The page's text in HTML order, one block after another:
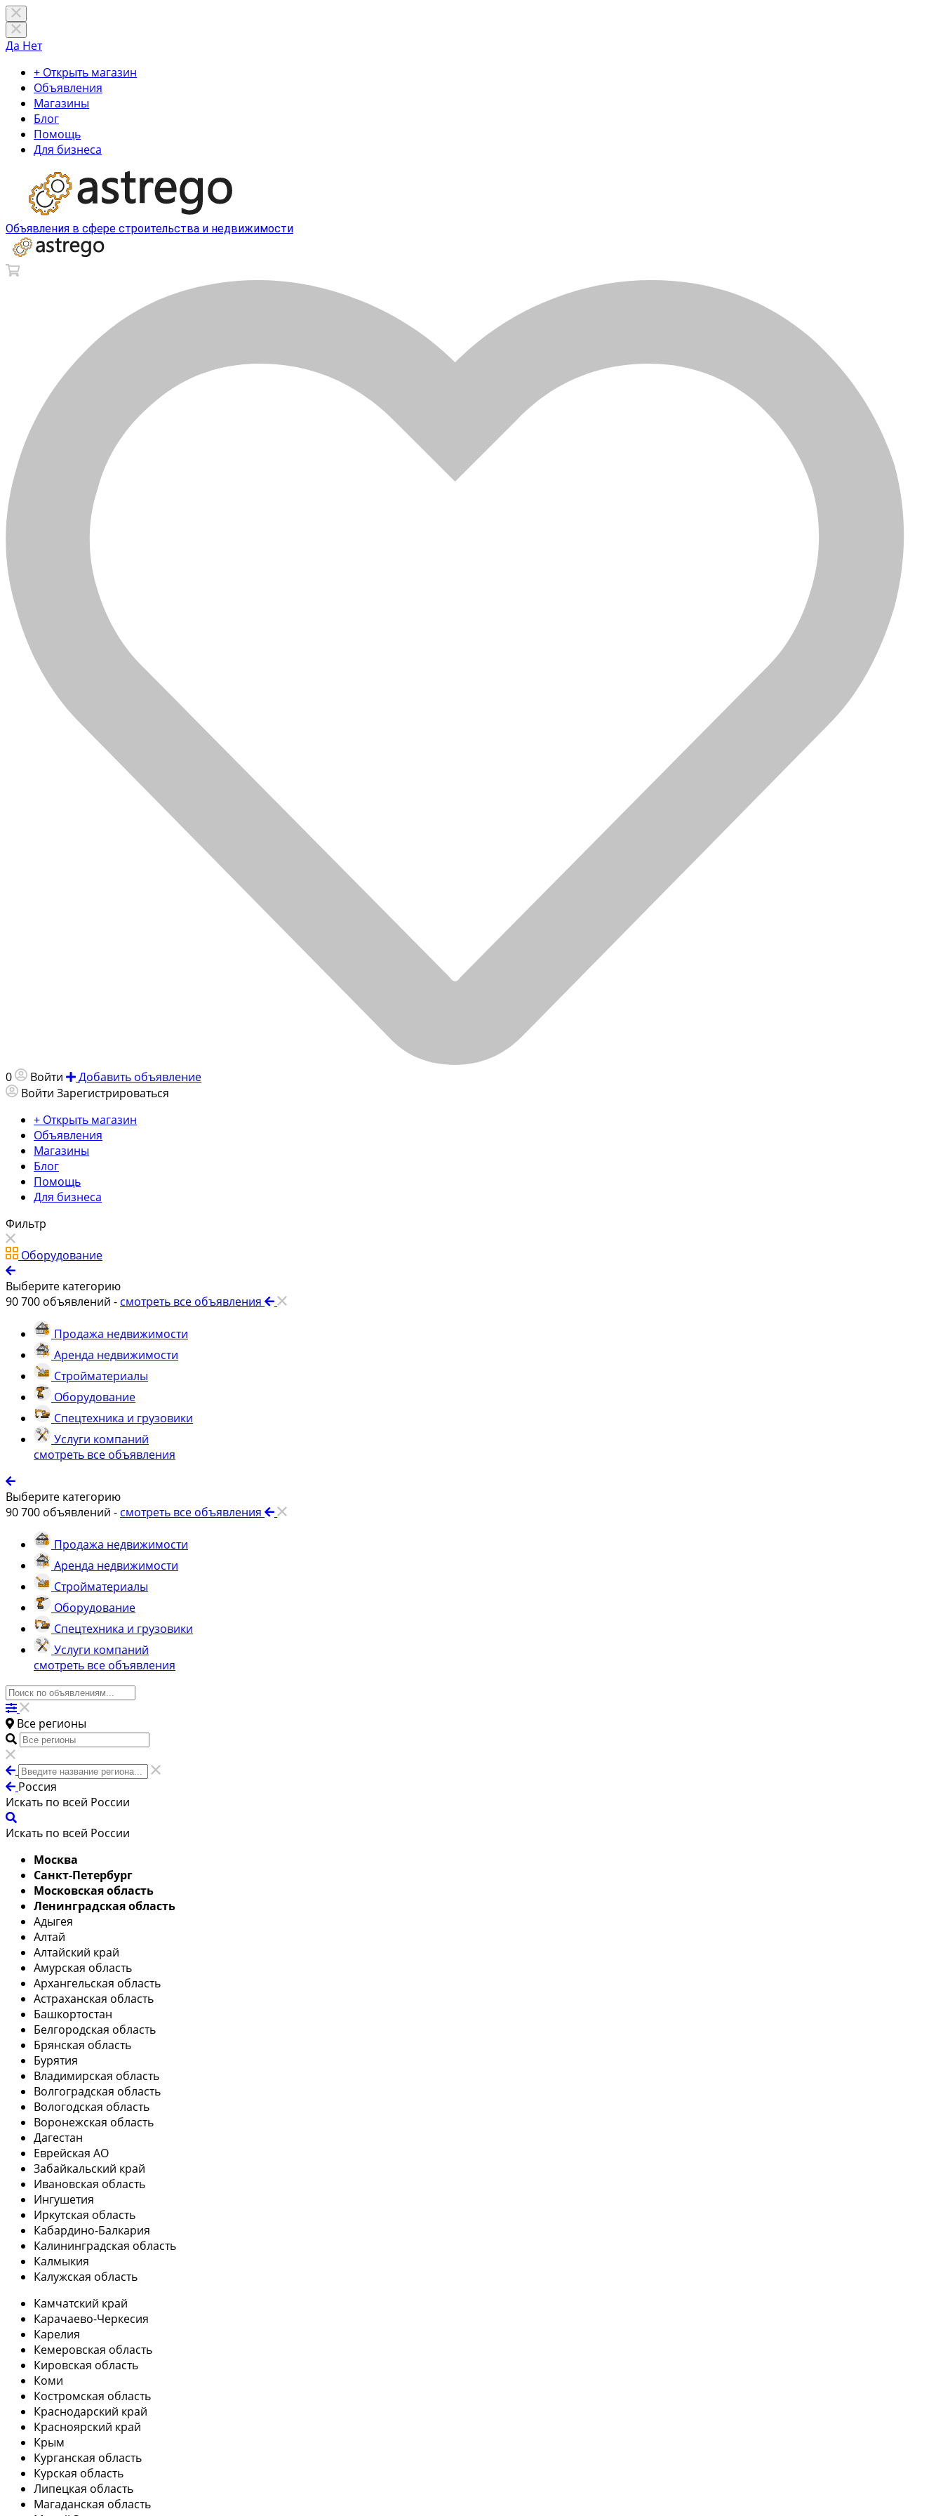
Да Нет
+ Открыть магазин
Объявления
Магазины
Блог
Помощь
Для бизнеса
Объявления в сфере строительства и недвижимости
0 Войти
Добавить объявление
Войти Зарегистрироваться
+ Открыть магазин
Объявления
Магазины
Блог
Помощь
Для бизнеса
Фильтр
Оборудование
Выберите категорию
90 700 объявлений - смотреть все объявления
Продажа недвижимости
Аренда недвижимости
Стройматериалы
Оборудование
Спецтехника и грузовики
Услуги компаний
смотреть все объявления
Выберите категорию
90 700 объявлений - смотреть все объявления
Продажа недвижимости
Аренда недвижимости
Стройматериалы
Оборудование
Спецтехника и грузовики
Услуги компаний
смотреть все объявления
Все регионы
Россия
Искать по всей России
Искать по всей России
Москва
Санкт-Петербург
Московская область
Ленинградская область
Адыгея
Алтай
Алтайский край
Амурская область
Архангельская область
Астраханская область
Башкортостан
Белгородская область
Брянская область
Бурятия
Владимирская область
Волгоградская область
Вологодская область
Воронежская область
Дагестан
Еврейская АО
Забайкальский край
Ивановская область
Ингушетия
Иркутская область
Кабардино-Балкария
Калининградская область
Калмыкия
Калужская область
Камчатский край
Карачаево-Черкесия
Карелия
Кемеровская область
Кировская область
Коми
Костромская область
Краснодарский край
Красноярский край
Крым
Курганская область
Курская область
Липецкая область
Магаданская область